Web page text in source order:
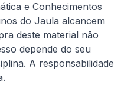
e Conhecimentos
do Jaula alcancem
deste material não
depende do seu
A responsabilidade